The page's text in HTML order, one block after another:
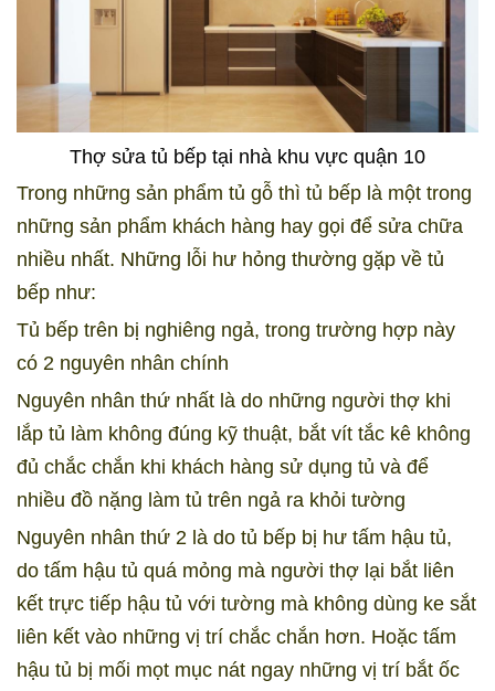
Thợ sửa tủ bếp tại nhà khu vực quận 10
Trong những sản phẩm tủ gỗ thì tủ bếp là một trong
những sản phẩm khách hàng hay gọi để sửa chữa
nhiều nhất. Những lỗi hư hỏng thường gặp về tủ
bếp như:
Tủ bếp trên bị nghiêng ngả, trong trường hợp này
có 2 nguyên nhân chính
Nguyên nhân thứ nhất là do những người thợ khi
lắp tủ làm không đúng kỹ thuật, bắt vít tắc kê không
đủ chắc chắn khi khách hàng sử dụng tủ và để
nhiều đồ nặng làm tủ trên ngả ra khỏi tường
Nguyên nhân thứ 2 là do tủ bếp bị hư tấm hậu tủ,
do tấm hậu tủ quá mỏng mà người thợ lại bắt liên
kết trực tiếp hậu tủ với tường mà không dùng ke sắt
liên kết vào những vị trí chắc chắn hơn. Hoặc tấm
hậu tủ bị mối mọt mục nát ngay những vị trí bắt ốc